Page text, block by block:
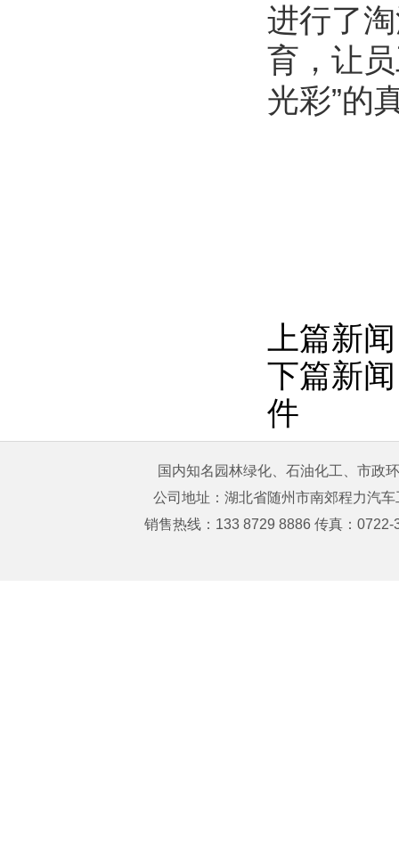
进行了
育，让
光彩”的
上篇新
下篇新
件
国内知名园林绿化、石油化工、市政
公司地址：湖北省随州市南郊程力汽
销售热线：133 8729 8886 传真：